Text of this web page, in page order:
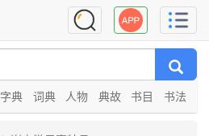
字典 词典 人物 典故 书目 书法